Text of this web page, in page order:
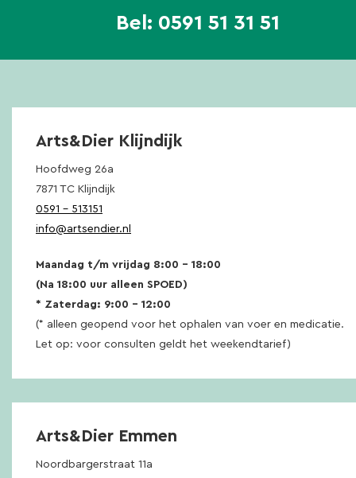
Bel: 0591 51 31 51
Arts&Dier Klijndijk
Hoofdweg 26a
7871 TC Klijndijk
0591 – 513151
info@artsendier.nl
Maandag t/m vrijdag 8:00 – 18:00
(Na 18:00 uur alleen SPOED)
* Zaterdag: 9:00 – 12:00
(* alleen geopend voor het ophalen van voer en medicatie.
Let op: voor consulten geldt het weekendtarief)
Arts&Dier Emmen
Noordbargerstraat 11a